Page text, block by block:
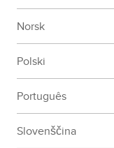
Norsk
Polski
Português
Slovenščina